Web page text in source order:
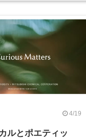
4/19
ルとポエティッ